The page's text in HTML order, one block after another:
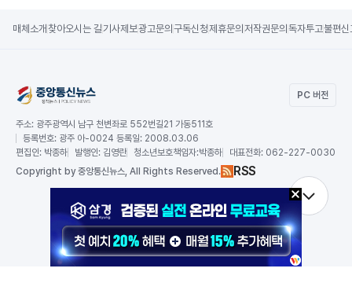
매체소개 찾아오시는 길기사제보광고문의 구독신청제휴문의 저작권문의 독자투고불편신
PC 버전
주소: 광주광역시 남구 천변좌로 552번길21 가동511호
등록번호: 광주 아-0024 등록일: 2008.03.06
편집인: 박종하 발행인: 김영란 청소년보호책임자:박종하 대표전화: 062-227-0030
Copyright by 중앙통신뉴스, All Rights Reserved. RSS